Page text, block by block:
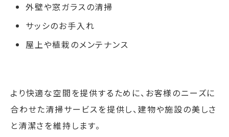
外壁や窓ガラスの清掃
サッシのお手入れ
屋上や植栽のメンテナンス
より快適な空間を提供するために、お客様のニーズに
合わせた清掃サービスを提供し、建物や施設の美しさ
と清潔さを維持します。